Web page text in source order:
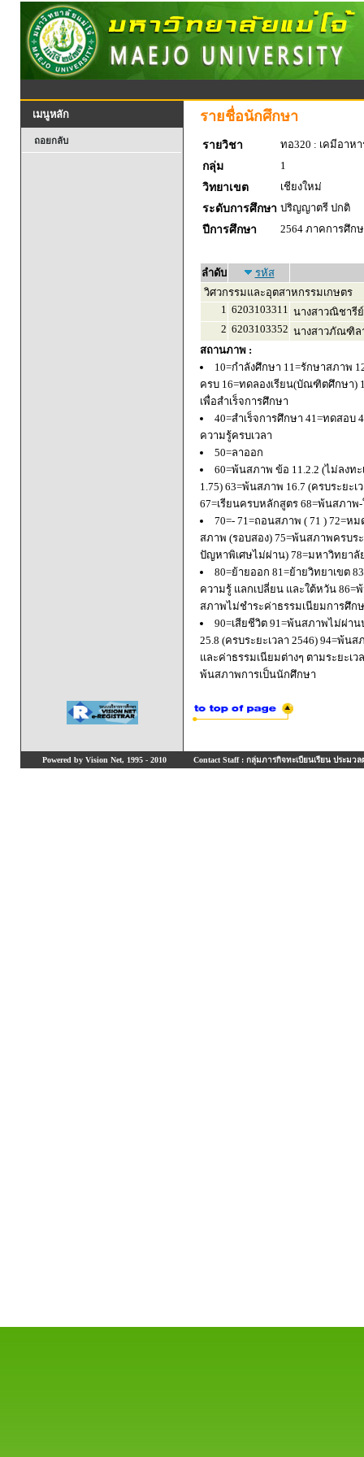
เมนูหลัก
ถอยกลับ
รายชื่อนักศึกษา
รายวิชา
ทอ320 : เคมีอาหา
กลุ่ม
1
วิทยาเขต
เชียงใหม่
ระดับการศึกษา ปริญญาตรี ปกติ
ปีการศึกษา
2564 ภาคการศึก
ลำดับ
รหัส
วิศวกรรมและอุตสาหกรรมเกษตร
1 6203103311 นางสาวณิชารี
2 6203103352 นางสาวภัณฑิล
สถานภาพ :
10=กำลังศึกษา 11=รักษาสภาพ
ครบ 16=ทดลองเรียน(บัณฑิตศึกษา)
เพื่อสำเร็จการศึกษา
40=สำเร็จการศึกษา 41=ทดสอบ
ความรู้ครบเวลา
50=ลาออก
60=พ้นสภาพ ข้อ 11.2.2 (ไม่ลงท
1.75) 63=พ้นสภาพ 16.7 (ครบระยะ
67=เรียนครบหลักสูตร 68=พ้นสภา
70=- 71=ถอนสภาพ ( 71 ) 72=
สภาพ (รอบสอง) 75=พ้นสภาพครบ
ปัญหาพิเศษไม่ผ่าน) 78=มหาวิทยา
80=ย้ายออก 81=ย้ายวิทยาเขต
ความรู้ แลกเปลี่ยน และใต้หวัน
สภาพไม่ชำระค่าธรรมเนียมการศึก
90=เสียชีวิต 91=พ้นสภาพไม่ผ่า
25.8 (ครบระยะเวลา 2546) 94=พ้
และค่าธรรมเนียมต่างๆ ตามระยะเ
พ้นสภาพการเป็นนักศึกษา
Powered by Vision Net, 1995 - 2010 Contact Staff : กลุ่มภารกิจทะเบียนเรียน ประมวล